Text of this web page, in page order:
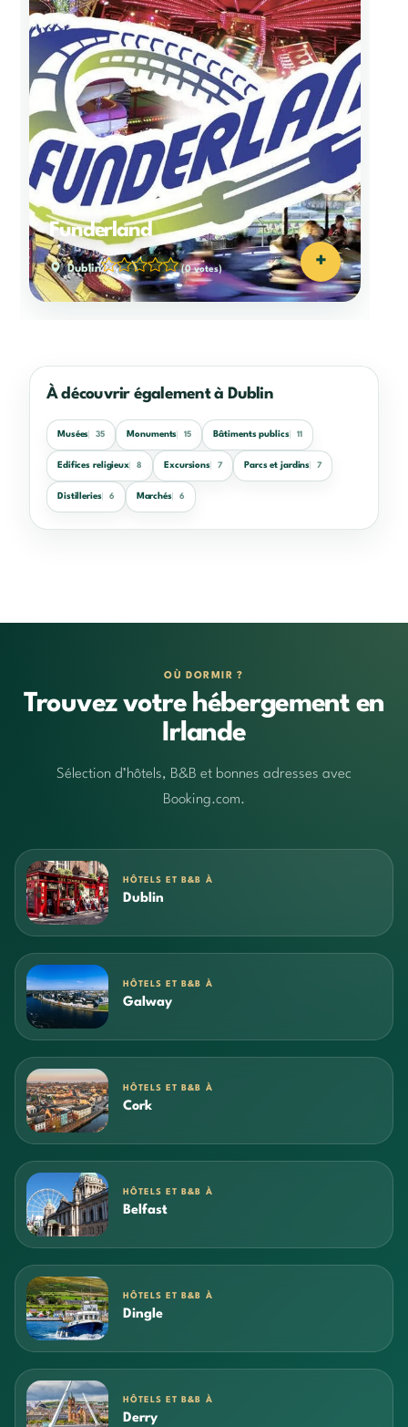
Funderland
Dublin (0 votes) +
À découvrir également à Dublin
Musées 35 Monuments 15 Bâtiments publics 11
Edifices religieux 8 Excursions 7 Parcs et jardins 7
Distilleries 6 Marchés 6
OÙ DORMIR ?
Trouvez votre hébergement en
Irlande
Sélection d’hôtels, B&B et bonnes adresses avec
Booking.com.
HÔTELS ET B&B À
Dublin
HÔTELS ET B&B À
Galway
HÔTELS ET B&B À
Cork
HÔTELS ET B&B À
Belfast
HÔTELS ET B&B À
Dingle
HÔTELS ET B&B À
Derry